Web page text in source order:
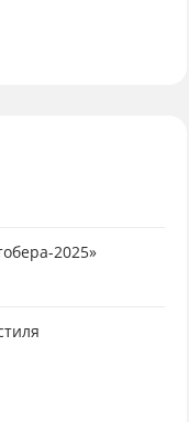
2025»